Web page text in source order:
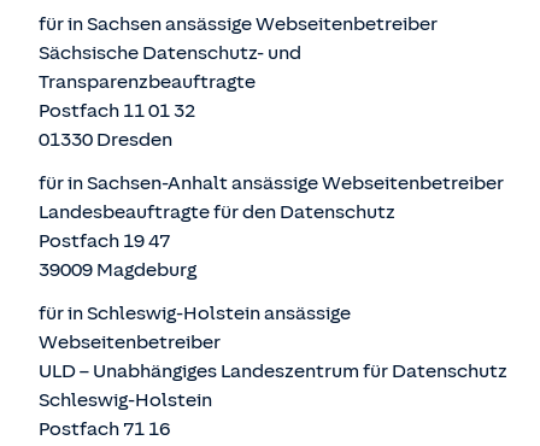
für in Sachsen ansässige Webseitenbetreiber
Sächsische Datenschutz- und
Transparenzbeauftragte
Postfach 11 01 32
01330 Dresden
für in Sachsen-Anhalt ansässige Webseitenbetreiber
Landesbeauftragte für den Datenschutz
Postfach 19 47
39009 Magdeburg
für in Schleswig-Holstein ansässige
Webseitenbetreiber
ULD – Unabhängiges Landeszentrum für Datenschutz
Schleswig-Holstein
Postfach 71 16